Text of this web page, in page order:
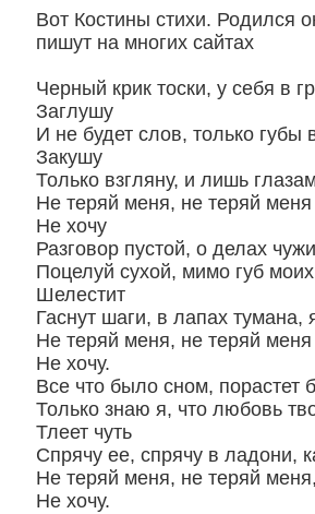
Вот Костины стихи. Родился
пишут на многих сайтах
Черный крик тоски, у себя в
Заглушу
И не будет слов, только губы
Закушу
Только взгляну, и лишь
Не теряй меня, не теряй меня
Не хочу
Разговор пустой, о делах
Поцелуй сухой, мимо губ моих
Шелестит
Гаснут шаги, в лапах тумана,
Не теряй меня, не теряй меня
Не хочу.
Все что было сном, порастет
Только знаю я, что любовь
Тлеет чуть
Спрячу ее, спрячу в ладони,
Не теряй меня, не теряй
Не хочу.